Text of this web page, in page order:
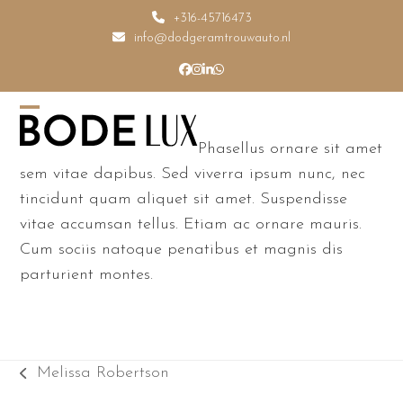
+316-45716473
info@dodgeramtrouwauto.nl
Facebook
Instagram
LinkedIn
Whatsapp
Open
menu
Close
menu
Phasellus ornare sit amet
sem vitae dapibus. Sed viverra ipsum nunc, nec
tincidunt quam aliquet sit amet. Suspendisse
vitae accumsan tellus. Etiam ac ornare mauris.
Cum sociis natoque penatibus et magnis dis
parturient montes.
previous
Melissa Robertson